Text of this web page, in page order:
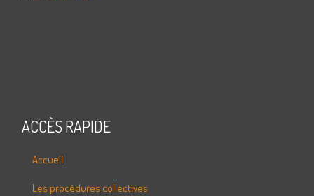
ACCÈS RAPIDE
Accueil
Les procédures collectives